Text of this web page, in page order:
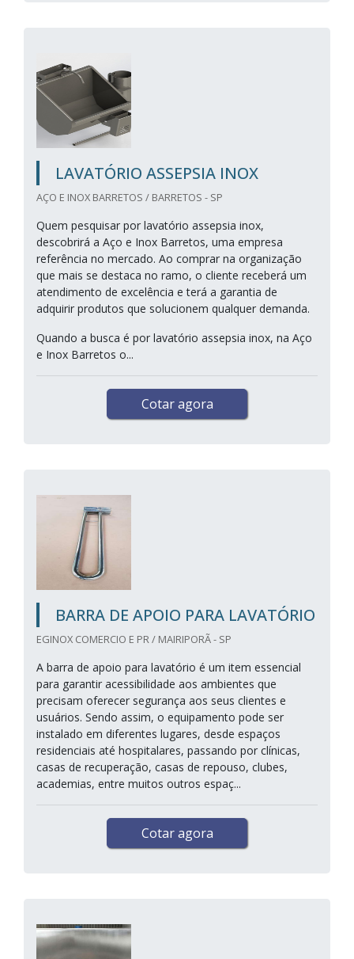
LAVATÓRIO ASSEPSIA INOX
AÇO E INOX BARRETOS / BARRETOS - SP
Quem pesquisar por lavatório assepsia inox,
descobrirá a Aço e Inox Barretos, uma empresa
referência no mercado. Ao comprar na organização
que mais se destaca no ramo, o cliente receberá um
atendimento de excelência e terá a garantia de
adquirir produtos que solucionem qualquer demanda.
Quando a busca é por lavatório assepsia inox, na Aço
e Inox Barretos o...
Cotar agora
BARRA DE APOIO PARA LAVATÓRIO
EGINOX COMERCIO E PR / MAIRIPORÃ - SP
A barra de apoio para lavatório é um item essencial
para garantir acessibilidade aos ambientes que
precisam oferecer segurança aos seus clientes e
usuários. Sendo assim, o equipamento pode ser
instalado em diferentes lugares, desde espaços
residenciais até hospitalares, passando por clínicas,
casas de recuperação, casas de repouso, clubes,
academias, entre muitos outros espaç...
Cotar agora